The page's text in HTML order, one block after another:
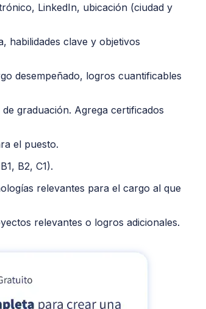
LinkedIn, ubicación (ciudad y
habilidades clave y objetivos
desempeñado, logros cuantificables
graduación. Agrega certificados
el puesto.
B2, C1).
relevantes para el cargo al que
relevantes o logros adicionales.